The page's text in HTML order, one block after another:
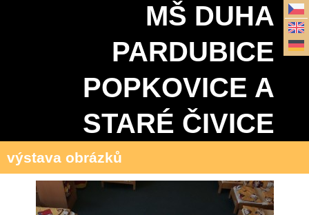
MŠ DUHA
PARDUBICE
POPKOVICE A
STARÉ ČIVICE
výstava obrázků